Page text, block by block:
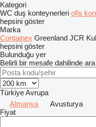
Kategori
WC duş konteynerleri ofis
hepsini göster
Marka
Containex Greenland JCR
hepsini göster
Bulunduğu yer
Belirli bir mesafe dahilinde ara
TürkiyeAvrupa
Almanya
Avusturya
Fiyat